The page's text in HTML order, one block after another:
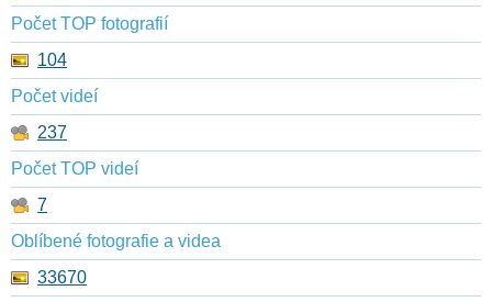
Počet TOP fotografií
104
Počet videí
237
Počet TOP videí
7
Oblíbené fotografie a videa
33670